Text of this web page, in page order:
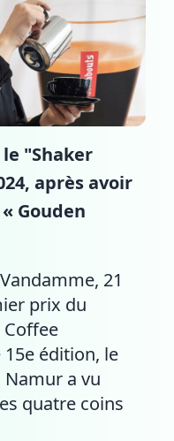
"Shaker
après avoir
Gouden
21
prix du
édition, le
a vu
quatre coins